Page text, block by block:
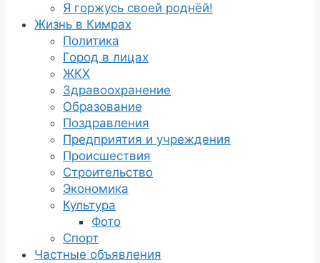
Я горжусь своей роднёй!
Жизнь в Кимрах
Политика
Город в лицах
ЖКХ
Здравоохранение
Образование
Поздравления
Предприятия и учреждения
Происшествия
Строительство
Экономика
Культура
Фото
Спорт
Частные объявления